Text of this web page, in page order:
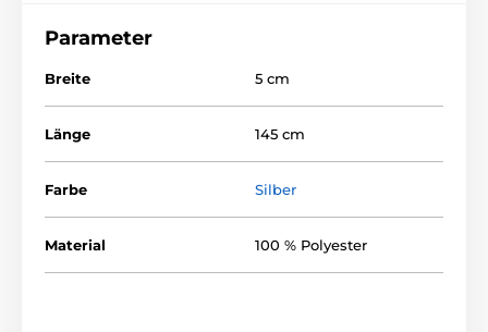
Parameter
Breite 5 cm
Länge 145 cm
Farbe Silber
Material 100 % Polyester